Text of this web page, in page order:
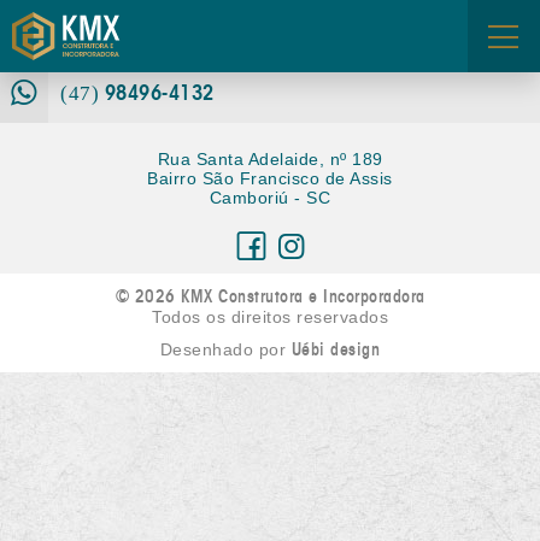
ÁREA DOS CORRETORES
(47) 3360-6680
(47) 98496-4132
Rua Santa Adelaide, nº 189
Bairro São Francisco de Assis
Camboriú - SC
© 2026 KMX Construtora e Incorporadora
Todos os direitos reservados
Desenhado por Uébi design